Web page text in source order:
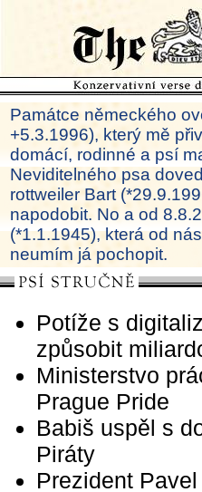
Památce německého
+5.3.1996), který mě
domácí, rodinné a psí
Neviditelného psa
rottweiler Bart
napodobit. No a od
(*1.1.1945), která od
neumím já pochopit.
Potíže s
způsobit
Ministerstvo
Prague Pride
Babiš uspěl s
Piráty
Prezident